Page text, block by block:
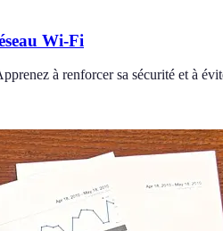
Wi-Fi
à renforcer sa sécurité et à